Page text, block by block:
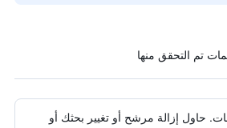
حاول إزالة مرشح أو تغيير بحثك أو